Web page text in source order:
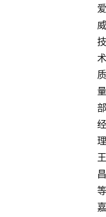
爱
威
技
术
质
量
部
经
理
王
昌
等
嘉